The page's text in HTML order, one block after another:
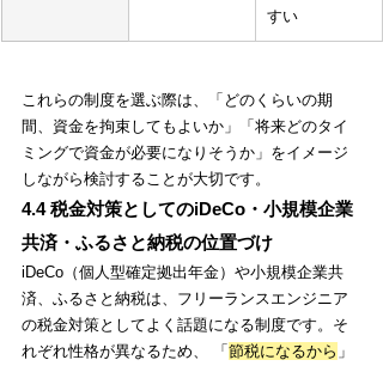
すい
これらの制度を選ぶ際は、「どのくらいの期
間、資金を拘束してもよいか」「将来どのタイ
ミングで資金が必要になりそうか」をイメージ
しながら検討することが大切です。
4.4 税金対策としてのiDeCo・小規模企業
共済・ふるさと納税の位置づけ
iDeCo（個人型確定拠出年金）や小規模企業共
済、ふるさと納税は、フリーランスエンジニア
の税金対策としてよく話題になる制度です。そ
れぞれ性格が異なるため、 「 節税になるから 」